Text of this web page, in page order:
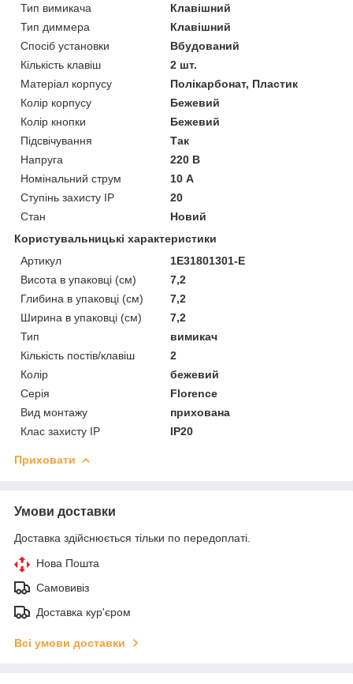
Тип вимикача
Клавішний
Тип диммера
Клавішний
Спосіб установки
Вбудований
Кількість клавіш
2 шт.
Матеріал корпусу
Полікарбонат, Пластик
Колір корпусу
Бежевий
Колір кнопки
Бежевий
Підсвічування
Так
Напруга
220 В
Номінальний струм
10 А
Ступінь захисту IP
20
Стан
Новий
Користувальницькі характеристики
Артикул
1Е31801301-Е
Висота в упаковці (см)
7,2
Глибина в упаковці (см)
7,2
Ширина в упаковці (см)
7,2
Тип
вимикач
Кількість постів/клавіш
2
Колір
бежевий
Серія
Florence
Вид монтажу
прихована
Клас захисту IP
IP20
Приховати
Умови доставки
Доставка здійснюється тільки по передоплаті.
Нова Пошта
Самовивіз
Доставка кур'єром
Всі умови доставки